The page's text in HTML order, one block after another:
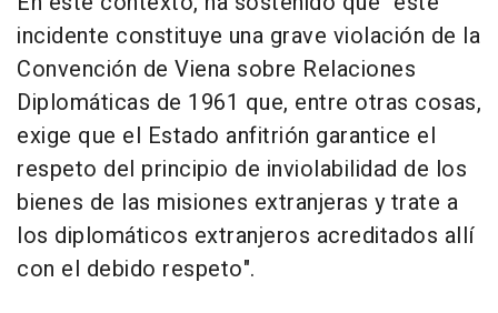
incidente constituye una grave violación de la
Convención de Viena sobre Relaciones
Diplomáticas de 1961 que, entre otras cosas,
exige que el Estado anfitrión garantice el
respeto del principio de inviolabilidad de los
bienes de las misiones extranjeras y trate a
los diplomáticos extranjeros acreditados allí
con el debido respeto".